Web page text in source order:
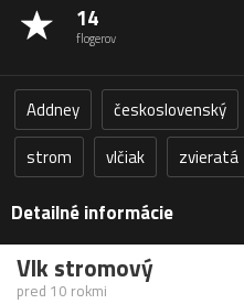
14
flogerov
Addney československý
strom
vlčiak zvieratá
Detailné informácie
Vlk stromový
pred 10 rokmi